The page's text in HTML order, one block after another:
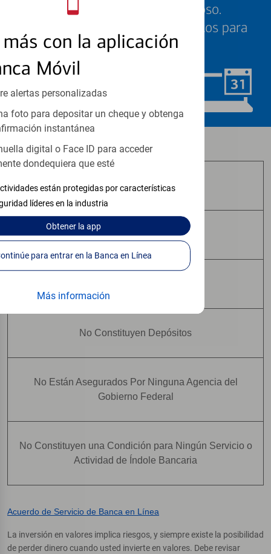
con la aplicación
Móvil
alertas personalizadas
foto para depositar un cheque y obtenga
instantánea
digital o Face ID para acceder
dondequiera que esté
están protegidas por características
líderes en la industria
Obtenerla app
Continúe para entrar en la Banca en Línea
Más información
Sabemos que su tiempo es valioso.
Nuestros especialistas están listos para
ayudarle cuando quiera.
Programar ahora
No Están Asegurados por FDIC
No Tienen Garantía Bancaria
No Constituyen Depósitos
No Están Asegurados Por Ninguna Agencia del
Gobierno Federal
No Constituyen una Condición para Ningún Servicio o
Actividad de Índole Bancaria
Acuerdo de Servicio de Banca en Línea
La inversión en valores implica riesgos, y siempre existe la posibilidad
de perder dinero cuando usted invierte en valores. Debe revisar